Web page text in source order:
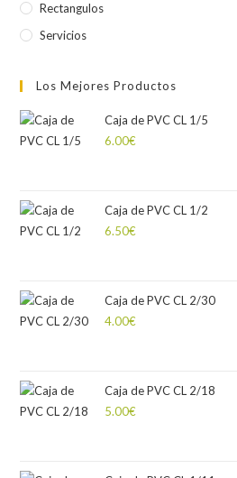
Rectangulos
Servicios
Los Mejores Productos
Caja de PVC CL 1/5
6.00€
Caja de PVC CL 1/2
6.50€
Caja de PVC CL 2/30
4.00€
Caja de PVC CL 2/18
5.00€